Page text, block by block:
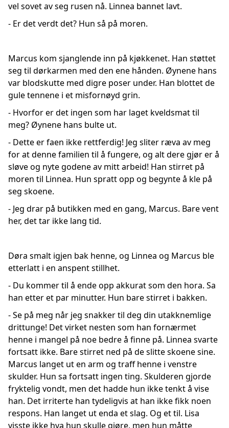
vel sovet av seg rusen nå. Linnea bannet lavt.
- Er det verdt det? Hun så på moren.
Marcus kom sjanglende inn på kjøkkenet. Han støttet
seg til dørkarmen med den ene hånden. Øynene hans
var blodskutte med digre poser under. Han blottet de
gule tennene i et misfornøyd grin.
- Hvorfor er det ingen som har laget kveldsmat til
meg? Øynene hans bulte ut.
- Dette er faen ikke rettferdig! Jeg sliter ræva av meg
for at denne familien til å fungere, og alt dere gjør er å
sløve og nyte godene av mitt arbeid! Han stirret på
moren til Linnea. Hun spratt opp og begynte å kle på
seg skoene.
- Jeg drar på butikken med en gang, Marcus. Bare vent
her, det tar ikke lang tid.
Døra smalt igjen bak henne, og Linnea og Marcus ble
etterlatt i en anspent stillhet.
- Du kommer til å ende opp akkurat som den hora. Sa
han etter et par minutter. Hun bare stirret i bakken.
- Se på meg når jeg snakker til deg din utakknemlige
drittunge! Det virket nesten som han fornærmet
henne i mangel på noe bedre å finne på. Linnea svarte
fortsatt ikke. Bare stirret ned på de slitte skoene sine.
Marcus langet ut en arm og traff henne i venstre
skulder. Hun sa fortsatt ingen ting. Skulderen gjorde
fryktelig vondt, men det hadde hun ikke tenkt å vise
han. Det irriterte han tydeligvis at han ikke fikk noen
respons. Han langet ut enda et slag. Og et til. Lisa
visste ikke hva hun skulle gjøre, men hun måtte